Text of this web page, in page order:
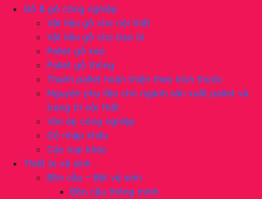
Gỗ & gỗ công nghiệp
Vật liệu gỗ cho nội thất
Vật liệu gỗ cho bao bì
Pallet gỗ keo
Pallet gỗ thông
Thanh pallet hoàn thiện theo kích thước
Nguyên phụ liệu cho ngành sản xuất pallet và
trang trí nội thất
Ván ép công nghiệp
Gỗ nhập khẩu
Các loại khác
Thiết bị vệ sinh
Bồn cầu – Bệt vệ sinh
Bồn cầu thông minh